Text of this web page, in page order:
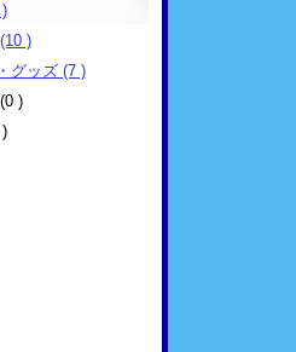
)
グッズ (7 )
)